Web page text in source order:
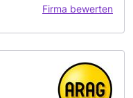
Firma bewerten